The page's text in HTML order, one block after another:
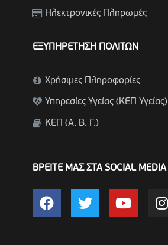
Ηλεκτρονικές Πληρωμές
ΕΞΥΠΗΡΕΤΗΣΗ ΠΟΛΙΤΩΝ
Χρήσιμες Πληροφορίες
Υπηρεσίες Υγείας (ΚΕΠ Υγείας)
ΚΕΠ (Α. Β. Γ.)
ΒΡΕΙΤΕ ΜΑΣ ΣΤΑ SOCIAL MEDIA